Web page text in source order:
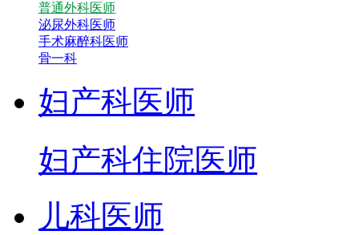
普通外科医师
泌尿外科医师
手术麻醉科医师
骨一科
妇产科医师
妇产科住院医师
儿科医师